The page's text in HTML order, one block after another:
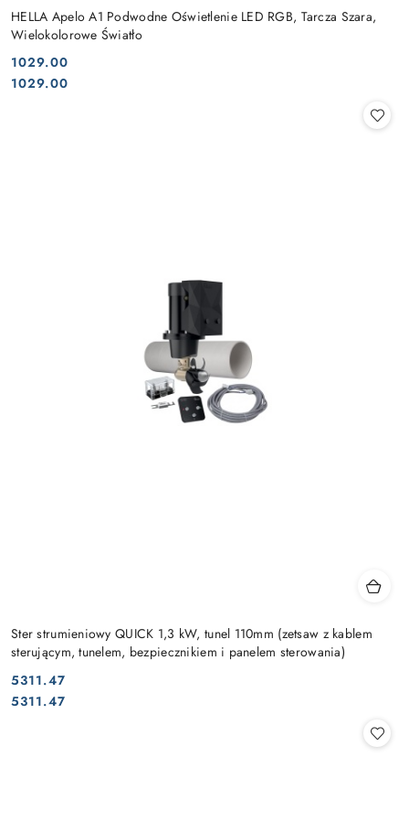
HELLA Apelo A1 Podwodne Oświetlenie LED RGB, Tarcza Szara,
Wielokolorowe Światło
Cena:
1029.00
Cena:
1029.00
Ster strumieniowy QUICK 1,3 kW, tunel 110mm (zetsaw z kablem
sterującym, tunelem, bezpiecznikiem i panelem sterowania)
Cena:
5311.47
Cena:
5311.47